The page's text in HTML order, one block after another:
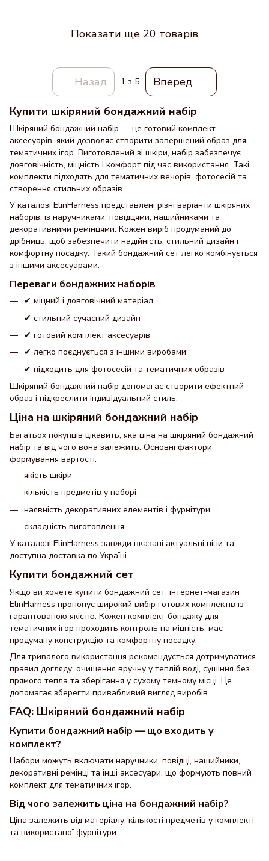
Показати ще 20 товарів
Назад 1 з 5 Вперед
Купити шкіряний бондажний набір
Шкіряний бондажний набір — це готовий комплект
аксесуарів, який дозволяє створити завершений образ для
тематичних ігор. Виготовлений зі шкіри, набір забезпечує
довговічність, міцність і комфорт під час використання. Такі
комплекти підходять для тематичних вечорів, фотосесій та
створення стильних образів.
У каталозі ElinHarness представлені різні варіанти шкіряних
наборів: із наручниками, повідцями, нашийниками та
декоративними ремінцями. Кожен виріб продуманий до
дрібниць, щоб забезпечити надійність, стильний дизайн і
комфортну посадку. Такий бондажний сет легко комбінується
з іншими аксесуарами.
Переваги бондажних наборів
✔ міцний і довговічний матеріал
✔ стильний сучасний дизайн
✔ готовий комплект аксесуарів
✔ легко поєднується з іншими виробами
✔ підходить для фотосесій та тематичних образів
Шкіряний бондажний набір допомагає створити ефектний
образ і підкреслити індивідуальний стиль.
Ціна на шкіряний бондажний набір
Багатьох покупців цікавить, яка ціна на шкіряний бондажний
набір та від чого вона залежить. Основні фактори
формування вартості:
якість шкіри
кількість предметів у наборі
наявність декоративних елементів і фурнітури
складність виготовлення
У каталозі ElinHarness завжди вказані актуальні ціни та
доступна доставка по Україні.
Купити бондажний сет
Якщо ви хочете купити бондажний сет, інтернет-магазин
ElinHarness пропонує широкий вибір готових комплектів із
гарантованою якістю. Кожен комплект бондажу для
тематичних ігор проходить контроль на міцність, має
продуману конструкцію та комфортну посадку.
Для тривалого використання рекомендується дотримуватися
правил догляду: очищення вручну у теплій воді, сушіння без
прямого тепла та зберігання у сухому темному місці. Це
допомагає зберегти привабливий вигляд виробів.
FAQ: Шкіряний бондажний набір
Купити бондажний набір — що входить у
комплект?
Набори можуть включати наручники, повідці, нашийники,
декоративні ремінці та інші аксесуари, що формують повний
комплект для тематичних ігор.
Від чого залежить ціна на бондажний набір?
Ціна залежить від матеріалу, кількості предметів у комплекті
та використаної фурнітури.